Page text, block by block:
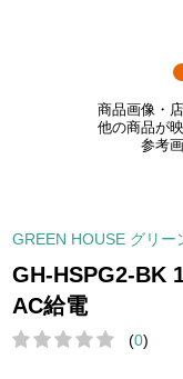
商品画像・
他の商品が
参考
GREEN HOUSE グリー
GH-HSPG2-BK
AC給電
(0)